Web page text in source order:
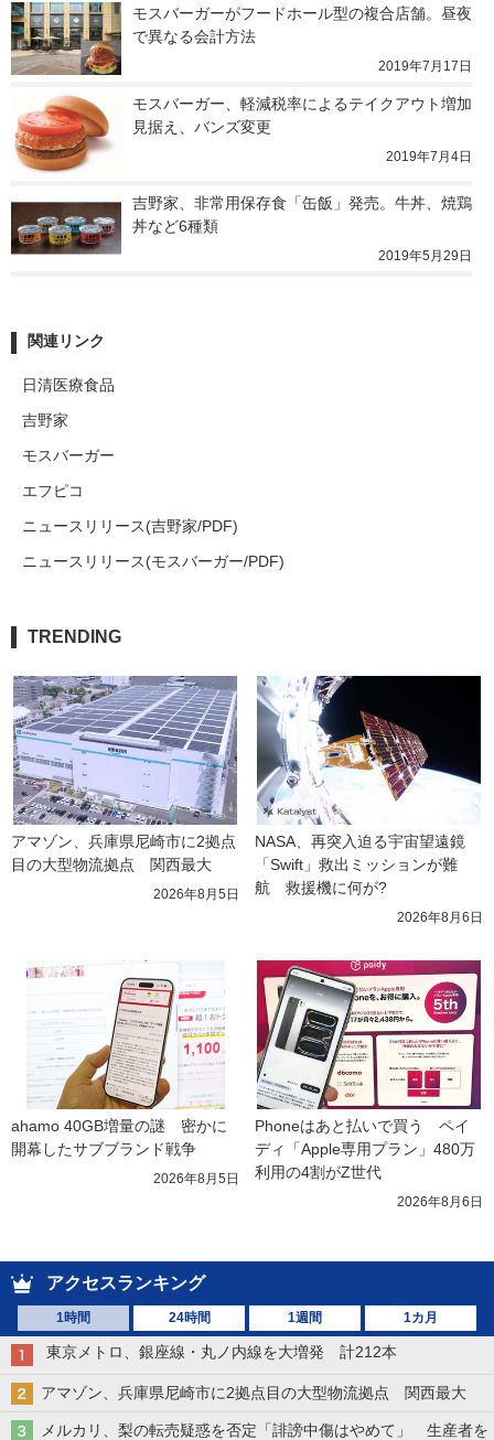
モスバーガーがフードホール型の複合店舗。昼夜
で異なる会計方法
2019年7月17日
モスバーガー、軽減税率によるテイクアウト増加
見据え、バンズ変更
2019年7月4日
吉野家、非常用保存食「缶飯」発売。牛丼、焼鶏
丼など6種類
2019年5月29日
関連リンク
日清医療食品
吉野家
モスバーガー
エフピコ
ニュースリリース(吉野家/PDF)
ニュースリリース(モスバーガー/PDF)
TRENDING
アマゾン、兵庫県尼崎市に2拠点
目の大型物流拠点　関西最大
2026年8月5日
NASA、再突入迫る宇宙望遠鏡
「Swift」救出ミッションが難
航　救援機に何が?
2026年8月6日
ahamo 40GB増量の謎　密かに
開幕したサブブランド戦争
2026年8月5日
Phoneはあと払いで買う　ペイ
ディ「Apple専用プラン」480万
利用の4割がZ世代
2026年8月6日
アクセスランキング
1時間 24時間 1週間 1カ月
東京メトロ、銀座線・丸ノ内線を大増発 計212本
アマゾン、兵庫県尼崎市に2拠点目の大型物流拠点 関西最大
メルカリ、梨の転売疑惑を否定「誹謗中傷はやめて」 生産者を